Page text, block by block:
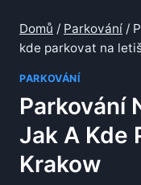
Domů / Parkování /
kde parkovat na
PARKOVÁNÍ
Parkování
Jak A Kde
Krakow